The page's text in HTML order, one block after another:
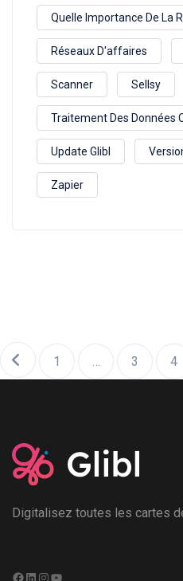
Quelle Importance De La
Réseaux D'affaires
Scanner Sellsy
Traitement Des Données
Update Glibl
Zapier
1 … 3 4
Digitalisez toutes les cartes
Facebook
LinkedIn
Instagram